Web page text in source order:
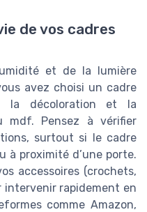
de vos cadres
et de la lumière
avez choisi un cadre
la décoloration et la
mdf. Pensez à vérifier
surtout si le cadre
à proximité d’une porte.
accessoires (crochets,
intervenir rapidement en
comme Amazon,